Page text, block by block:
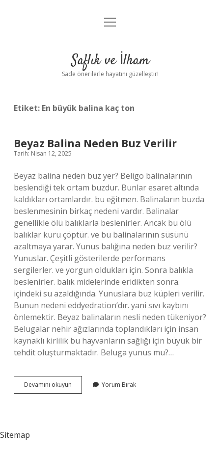
Anasayfa
Yasal Uyarı
menüyü
Saflık ve İlham
Sade önerilerle hayatını güzelleştir!
Etiket: En büyük balina kaç ton
Beyaz Balina Neden Buz Verilir
Tarih: Nisan 12, 2025
Beyaz balina neden buz yer? Beligo balinalarının
beslendiği tek ortam buzdur. Bunlar esaret altında
kaldıkları ortamlardır. bu eğitmen. Balinaların buzda
beslenmesinin birkaç nedeni vardır. Balinalar
genellikle ölü balıklarla beslenirler. Ancak bu ölü
balıklar kuru çöptür. ve bu balinalarının süsünü
azaltmaya yarar. Yunus balığına neden buz verilir?
Yunuslar. Çeşitli gösterilerde performans
sergilerler. ve yorgun oldukları için. Sonra balıkla
beslenirler. balık midelerinde eridikten sonra.
içindeki su azaldığında. Yunuslara buz küpleri verilir.
Bunun nedeni eddyedration’dır. yani sıvı kaybını
önlemektir. Beyaz balinaların nesli neden tükeniyor?
Belugalar nehir ağızlarında toplandıkları için insan
kaynaklı kirlilik bu hayvanların sağlığı için büyük bir
tehdit oluşturmaktadır. Beluga yunus mu?…
Devamını okuyun
Balina
Yorum Bırak
Sitemap